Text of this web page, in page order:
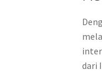
dari